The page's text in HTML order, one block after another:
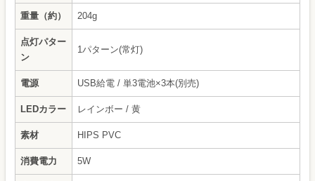
重量（約） 204g
点灯パター
ン
1パターン(常灯)
電源 USB給電 / 単3電池×3本(別売)
LEDカラー レインボー / 黄
素材 HIPS PVC
消費電力 5W